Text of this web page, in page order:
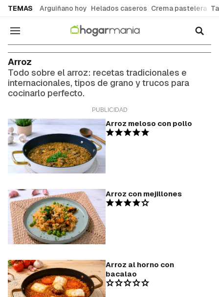
TEMAS Arguiñano hoy Helados caseros Crema pastelera
Navegación
Arroz
Todo sobre el arroz: recetas tradicionales e
internacionales, tipos de grano y trucos para
cocinarlo perfecto.
Arroz meloso con pollo
Arroz con mejillones
Arroz al horno con
bacalao